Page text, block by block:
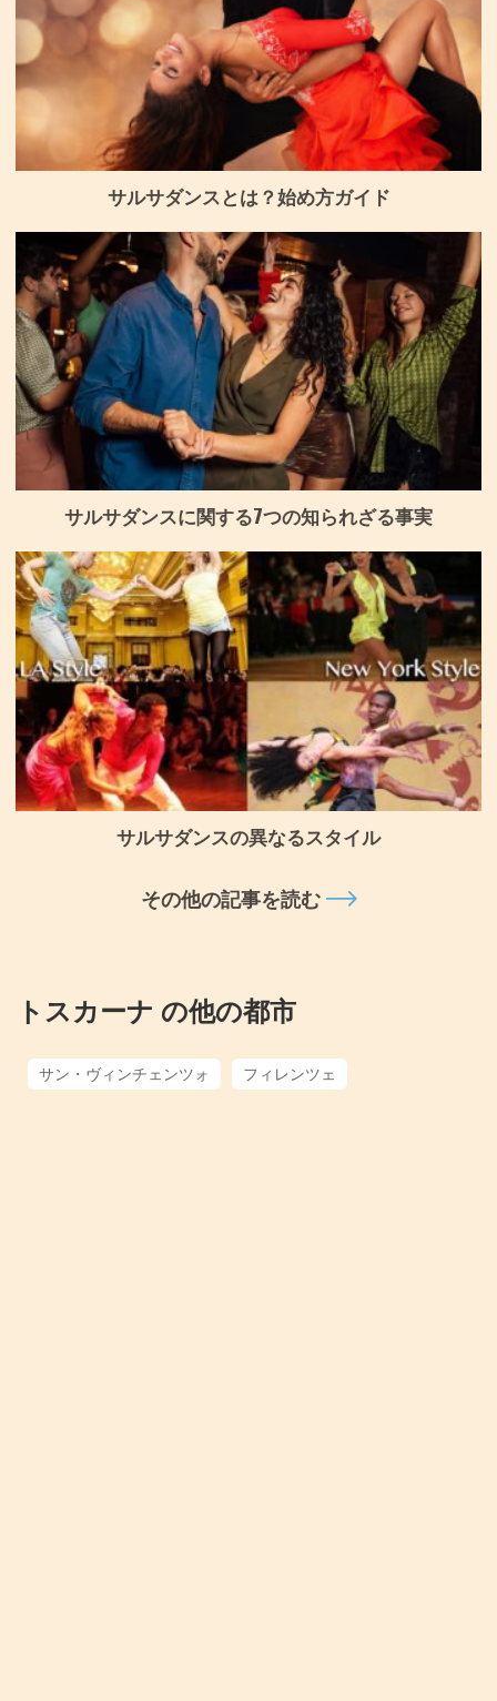
サルサダンスとは？始め方ガイド
サルサダンスに関する7つの知られざる事実
サルサダンスの異なるスタイル
その他の記事を読む
トスカーナ の他の都市
サン・ヴィンチェンツォ フィレンツェ